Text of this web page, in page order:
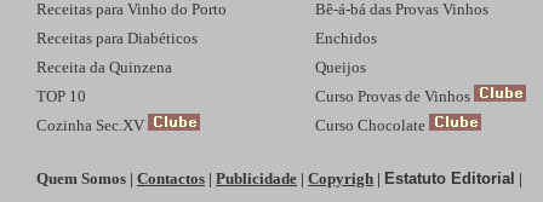
Receitas para Vinho do Porto
Receitas para Diabéticos
Receita da Quinzena
TOP 10
Cozinha Sec.XV
Bê-á-bá das Provas Vinhos
Enchidos
Queijos
Curso Provas de Vinhos
Curso Chocolate
Quem Somos | Contactos | Publicidade | Copyrigh | Estatuto Editorial |